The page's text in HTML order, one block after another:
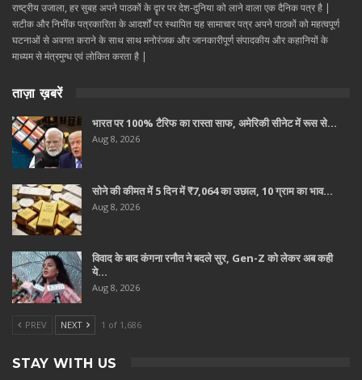
राष्ट्रीय उजाला, हर सुबह अपने पाठकों के दॄार पर देश-दुनिया को लाने वाला एक दैनिक पत्र है |
सटीक और निभींक पत्रकारिता के आदर्शों पर स्थापित यह सामाचार पत्र अपने पाठकों को महत्वपूर्ण
घटनाओं से अवगत कराने के साथ साथ मनोरंजक और जानकारीपूर्ण संपादकीय और कहानियों के
माध्यम से मंत्रमुग्ध एवं लोकित करता है |
ताज़ा ख़बरें
भारत पर 100% टैरिफ का रास्ता साफ, अमेरिकी सीनेट में रूस से…
Aug 8, 2026
सोने की कीमत में 5 दिन में ₹7,064 का उछाल, 10 ग्राम का भाव…
Aug 8, 2026
विवाद के बाद कंगना रनौत ने बदले सुर, Gen-Z को लेकर अब कही
ये…
Aug 8, 2026
PREV NEXT 1 of 1,686
STAY WITH US